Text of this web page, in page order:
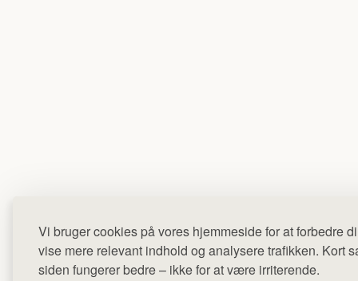
Vi bruger cookies på vores hjemmeside for at forbedre
vise mere relevant indhold og analysere trafikken. Kort
siden fungerer bedre – ikke for at være irriterende.